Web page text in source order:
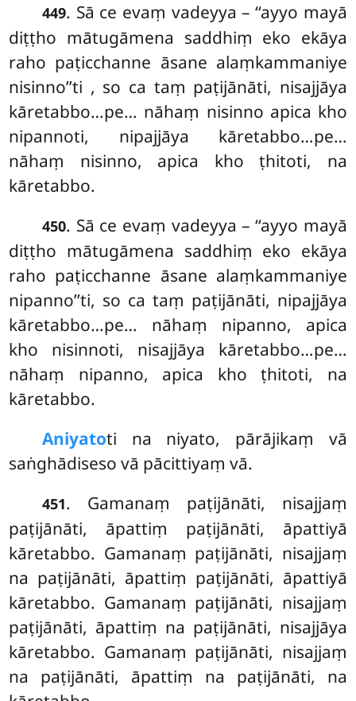
449. Sā ce evaṃ vadeyya – ‘‘ayyo mayā
diṭṭho mātugāmena saddhiṃ eko ekāya
raho paṭicchanne āsane alaṃkammaniye
nisinno’’ti , so ca taṃ paṭijānāti, nisajjāya
kāretabbo…pe… nāhaṃ nisinno apica kho
nipannoti, nipajjāya kāretabbo…pe…
nāhaṃ nisinno, apica kho ṭhitoti, na
kāretabbo.
450. Sā ce evaṃ vadeyya – ‘‘ayyo mayā
diṭṭho mātugāmena saddhiṃ eko ekāya
raho paṭicchanne āsane alaṃkammaniye
nipanno’’ti, so ca taṃ paṭijānāti, nipajjāya
kāretabbo…pe… nāhaṃ nipanno, apica
kho nisinnoti, nisajjāya kāretabbo…pe…
nāhaṃ nipanno, apica kho ṭhitoti, na
kāretabbo.
Aniyatoti na niyato, pārājikaṃ vā
saṅghādiseso vā pācittiyaṃ vā.
451. Gamanaṃ paṭijānāti, nisajjaṃ
paṭijānāti, āpattiṃ paṭijānāti, āpattiyā
kāretabbo. Gamanaṃ paṭijānāti, nisajjaṃ
na paṭijānāti, āpattiṃ paṭijānāti, āpattiyā
kāretabbo. Gamanaṃ paṭijānāti, nisajjaṃ
paṭijānāti, āpattiṃ na paṭijānāti, nisajjāya
kāretabbo. Gamanaṃ paṭijānāti, nisajjaṃ
na paṭijānāti, āpattiṃ na paṭijānāti, na